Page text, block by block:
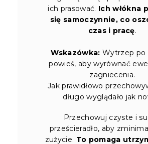
ich prasować. Ich włókna
się samoczynnie, co
czas i pracę.
Wskazówka: Wytrzep po
powieś, aby wyrównać
zagniecenia.
Jak prawidłowo
długo wyglądało jak
Przechowuj czyste i
prześcieradło, aby
zużycie. To pomaga